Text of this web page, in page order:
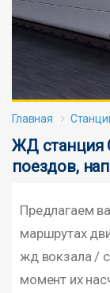
Главная
ЖД станция
поездов,
Предлагаем
маршрутах
жд вокзала /
момент их